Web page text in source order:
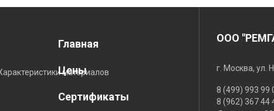
материалов
Главная
Цены
Сертификаты
ООО
г. Москва, ул.
8 (499) 993 99
8 (962) 367 44